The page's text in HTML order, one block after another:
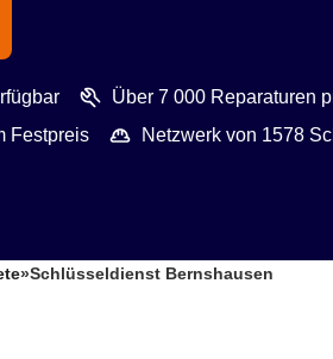
Über 7 000 Reparaturen
Festpreis
Netzwerk von 1578
»Schlüsseldienst Bernshausen